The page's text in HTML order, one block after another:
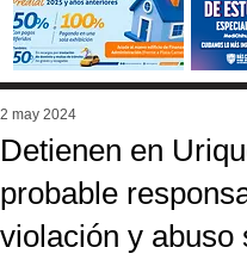
Detienen en
probable
violación y abuso
2 may 2024